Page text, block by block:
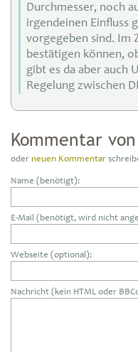
Durchmesser, noch
irgendeinen Einfluss
vorgegeben sind. Im
bestätigen können,
gibt es da aber auch
Regelung zwischen
Kommentar
oder neuen Kommentar
Name (benötigt):
E-Mail (benötigt, wird nicht
Webseite (optional):
Nachricht (kein HTML oder